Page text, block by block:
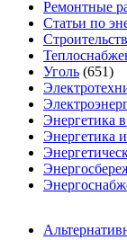
Ремонтные
Статьи по
Уголь (651)
Энергетика
Энергетика